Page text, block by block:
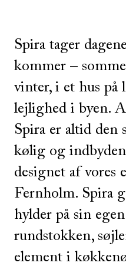
Spira tager
kommer –
vinter, i et hus på
lejlighed i byen.
Spira er altid den
kølig og
designet af vores
Fernholm. Spira
hylder på sin
rundstokken,
element i